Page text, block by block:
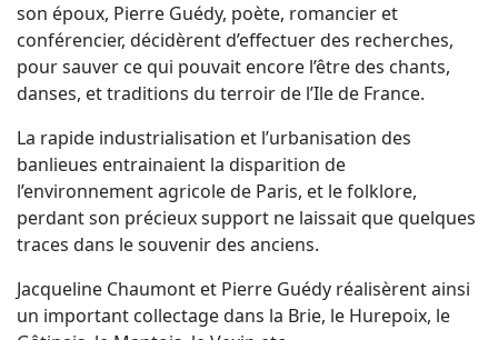
son époux, Pierre Guédy, poète, romancier et
conférencier, décidèrent d’effectuer des recherches,
pour sauver ce qui pouvait encore l’être des chants,
danses, et traditions du terroir de l’Ile de France.
La rapide industrialisation et l’urbanisation des
banlieues entrainaient la disparition de
l’environnement agricole de Paris, et le folklore,
perdant son précieux support ne laissait que quelques
traces dans le souvenir des anciens.
Jacqueline Chaumont et Pierre Guédy réalisèrent ainsi
un important collectage dans la Brie, le Hurepoix, le